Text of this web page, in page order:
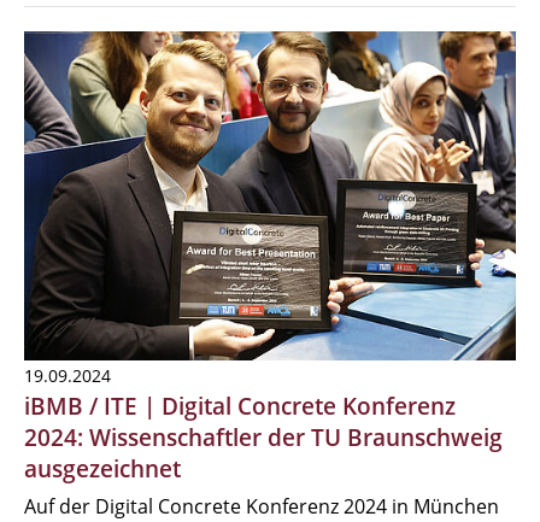
19.09.2024
iBMB / ITE | Digital Concrete Konferenz
2024: Wissenschaftler der TU Braunschweig
ausgezeichnet
Auf der Digital Concrete Konferenz 2024 in München